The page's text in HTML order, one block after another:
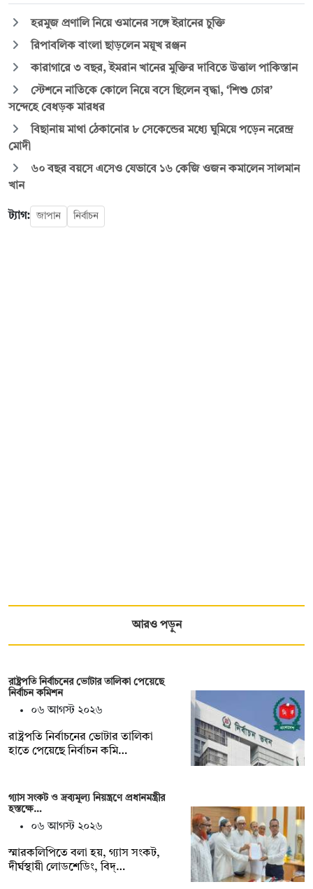
হরমুজ প্রণালি নিয়ে ওমানের সঙ্গে ইরানের চুক্তি
রিপাবলিক বাংলা ছাড়লেন ময়ূখ রঞ্জন
কারাগারে ৩ বছর, ইমরান খানের মুক্তির দাবিতে উত্তাল পাকিস্তান
স্টেশনে নাতিকে কোলে নিয়ে বসে ছিলেন বৃদ্ধা, ‘শিশু চোর’
সন্দেহে বেধড়ক মারধর
বিছানায় মাথা ঠেকানোর ৮ সেকেন্ডের মধ্যে ঘুমিয়ে পড়েন নরেন্দ্র
মোদী
৬০ বছর বয়সে এসেও যেভাবে ১৬ কেজি ওজন কমালেন সালমান
খান
ট্যাগ: জাপান নির্বাচন
আরও পড়ুন
রাষ্ট্রপতি নির্বাচনের ভোটার তালিকা পেয়েছে
নির্বাচন কমিশন
০৬ আগস্ট ২০২৬
রাষ্ট্রপতি নির্বাচনের ভোটার তালিকা
হাতে পেয়েছে নির্বাচন কমি…
গ্যাস সংকট ও দ্রব্যমূল্য নিয়ন্ত্রণে প্রধানমন্ত্রীর
হস্তক্ষে…
০৬ আগস্ট ২০২৬
স্মারকলিপিতে বলা হয়, গ্যাস সংকট,
দীর্ঘস্থায়ী লোডশেডিং, বিদ্…